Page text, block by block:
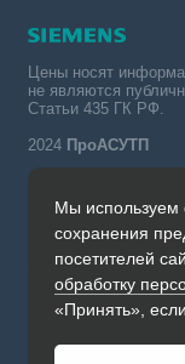
Мы используем
сохранения
посетителей
обработку
«Принять»,
Цены носят
не являются
Статьи 435 ГК РФ.
2024 ПроАСУТП
Simatic в России
+7 (342) 273-82-09
Будни, с 09.00 до